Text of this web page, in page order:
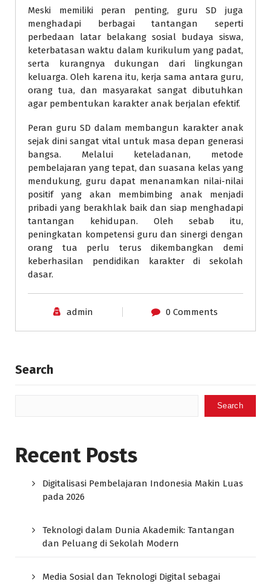
Meski memiliki peran penting, guru SD juga
menghadapi berbagai tantangan seperti
perbedaan latar belakang sosial budaya siswa,
keterbatasan waktu dalam kurikulum yang padat,
serta kurangnya dukungan dari lingkungan
keluarga. Oleh karena itu, kerja sama antara guru,
orang tua, dan masyarakat sangat dibutuhkan
agar pembentukan karakter anak berjalan efektif.
Peran guru SD dalam membangun karakter anak
sejak dini sangat vital untuk masa depan generasi
bangsa. Melalui keteladanan, metode
pembelajaran yang tepat, dan suasana kelas yang
mendukung, guru dapat menanamkan nilai-nilai
positif yang akan membimbing anak menjadi
pribadi yang berakhlak baik dan siap menghadapi
tantangan kehidupan. Oleh sebab itu,
peningkatan kompetensi guru dan sinergi dengan
orang tua perlu terus dikembangkan demi
keberhasilan pendidikan karakter di sekolah
dasar.
admin 0 Comments
Search
Search
Recent Posts
Digitalisasi Pembelajaran Indonesia Makin Luas
pada 2026
Teknologi dalam Dunia Akademik: Tantangan
dan Peluang di Sekolah Modern
Media Sosial dan Teknologi Digital sebagai